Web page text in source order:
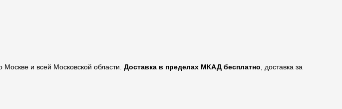
и всей Московской области. Доставка в пределах МКАД бесплатно , доставка за